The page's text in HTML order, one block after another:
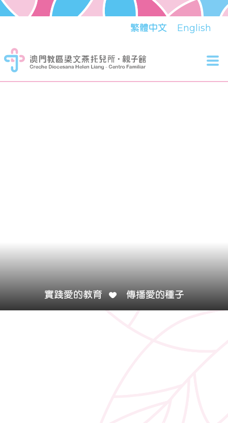
繁體中文 English
實踐愛的教育 傳播愛的種子